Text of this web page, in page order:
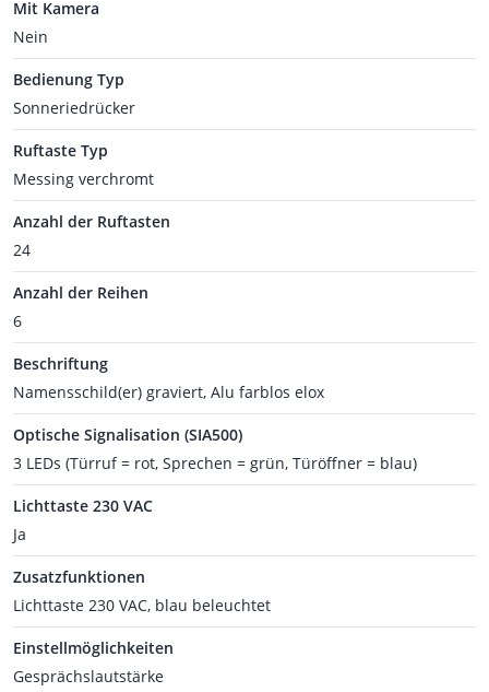
Mit Kamera
Nein
Bedienung Typ
Sonneriedrücker
Ruftaste Typ
Messing verchromt
Anzahl der Ruftasten
24
Anzahl der Reihen
6
Beschriftung
Namensschild(er) graviert, Alu farblos elox
Optische Signalisation (SIA500)
3 LEDs (Türruf = rot, Sprechen = grün, Türöffner = blau)
Lichttaste 230 VAC
Ja
Zusatzfunktionen
Lichttaste 230 VAC, blau beleuchtet
Einstellmöglichkeiten
Gesprächslautstärke